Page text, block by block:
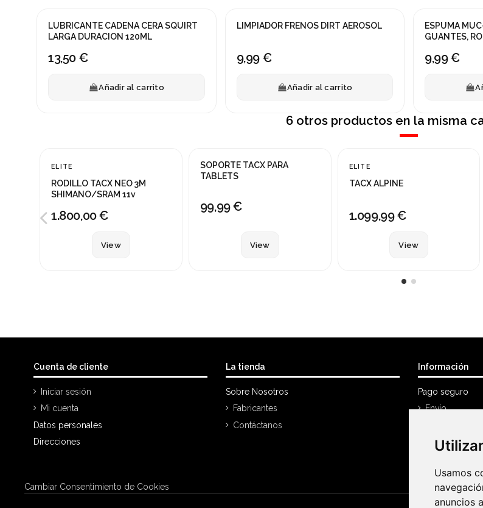
Usamos
anuncios
Usamos
anuncios
LUBRICANTE CADENA CERA SQUIRT
LARGA DURACION 120ML
13,50 €
Añadir al carrito
LIMPIADOR FRENOS DIRT AEROSOL
9,99 €
Añadir al carrito
ESPUMA
GUANTES,
9,99 €
6 otros productos en la misma
ELITE
RODILLO TACX NEO 3M
SHIMANO/SRAM 11v
1.800,00 €
View
SOPORTE TACX PARA
TABLETS
99,99 €
View
ELITE
TACX ALPINE
1.099,99 €
View
Cuenta de cliente
Iniciar sesión
Mi cuenta
Datos personales
Direcciones
La tienda
Sobre Nosotros
Fabricantes
Contáctanos
Información
Pago seguro
Envío
Mi cuenta
Cambiar Consentimiento de Cookies